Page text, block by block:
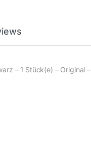
– 1 Stück(e) – Original –